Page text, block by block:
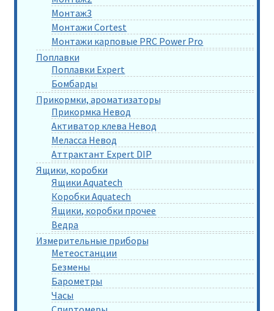
Монтаж3
Монтажи Cortest
Монтажи карповые PRC Power Pro
Поплавки
Поплавки Expert
Бомбарды
Прикормки, ароматизаторы
Прикормка Невод
Активатор клева Невод
Меласса Невод
Аттрактант Expert DIP
Ящики, коробки
Ящики Aquatech
Коробки Aquatech
Ящики, коробки прочее
Ведра
Измерительные приборы
Метеостанции
Безмены
Барометры
Часы